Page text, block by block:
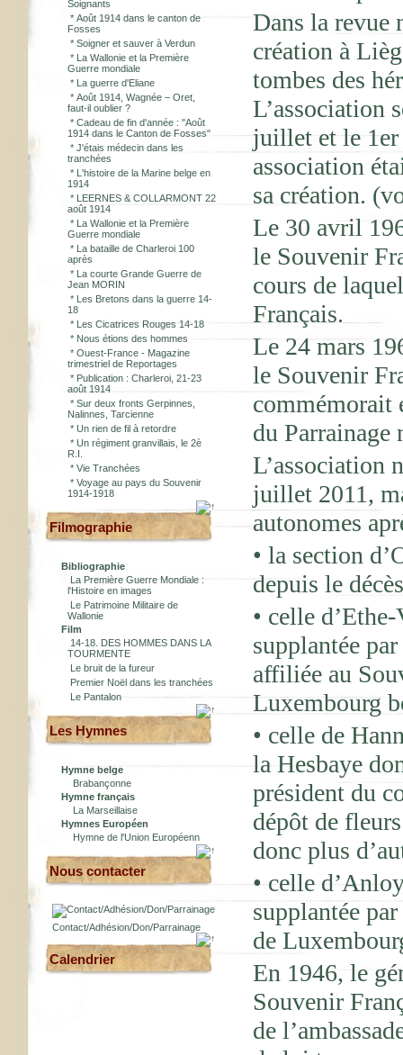
Soignants
* Août 1914 dans le canton de
Fosses
* Soigner et sauver à Verdun
* La Wallonie et la Première
Guerre mondiale
* La guerre d'Eliane
* Août 1914, Wagnée – Oret,
faut-il oublier ?
* Cadeau de fin d'année : "Août
1914 dans le Canton de Fosses"
* J'étais médecin dans les
tranchées
* L'histoire de la Marine belge en
1914
* LEERNES & COLLARMONT 22
août 1914
* La Wallonie et la Première
Guerre mondiale
* La bataille de Charleroi 100
après
* La courte Grande Guerre de
Jean MORIN
* Les Bretons dans la guerre 14-
18
* Les Cicatrices Rouges 14-18
* Nous étions des hommes
* Ouest-France - Magazine
trimestriel de Reportages
* Publication : Charleroi, 21-23
août 1914
* Sur deux fronts Gerpinnes,
Nalinnes, Tarcienne
* Un rien de fil à retordre
* Un régiment granvillais, le 2è
R.I.
* Vie Tranchées
* Voyage au pays du Souvenir
1914-1918
Filmographie
Bibliographie
La Première Guerre Mondiale :
l'Histoire en images
Le Patrimoine Militaire de
Wallonie
Film
14-18. DES HOMMES DANS LA
TOURMENTE
Le bruit de la fureur
Premier Noël dans les tranchées
Le Pantalon
Les Hymnes
Hymne belge
Brabançonne
Hymne français
La Marseillaise
Hymnes Européen
Hymne de l'Union Européenn
Nous contacter
Contact/Adhésion/Don/Parrainage
Calendrier
Dans la revue
création à
tombes des
L’association
juillet et le 1er
association
sa création.
Le 30 avril
le Souvenir
cours de
Français.
Le 24 mars
le Souvenir
commémorait
du Parrainage
L’association
juillet 2011,
autonomes
• la section
depuis le
• celle
supplantée
affiliée au
Luxembourg
• celle de
la Hesbaye
président du
dépôt de
donc plus
• celle
supplantée
de
En 1946, le
Souvenir
de